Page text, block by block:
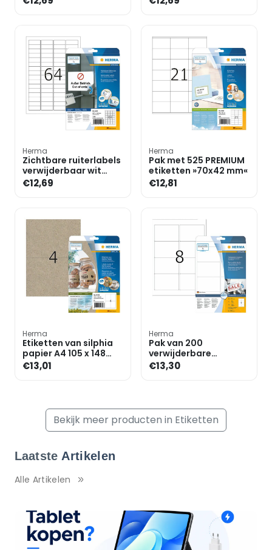
300 stuks
1750 stuks
Herma
Zichtbare ruiterlabels
verwijderbaar wit
45,7x16,9 mm »4201«
1600 stuks
€12,69
Herma
Pak met 525 PREMIUM
etiketten »70x42 mm«
€12,81
Herma
Etiketten van silphia
papier A4 105 x 148
mm
€13,01
Herma
Pak van 200
verwijderbare
etiketten »4350«
€13,30
Bekijk meer producten in Etiketten
Laatste Artikelen
Alle Artikelen